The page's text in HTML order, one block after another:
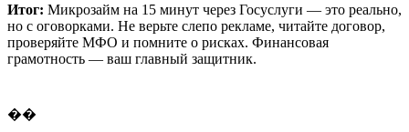
Итог: Микрозайм на 15 минут через Госуслуги — это реально,
но с оговорками. Не верьте слепо рекламе, читайте договор,
проверяйте МФО и помните о рисках. Финансовая
грамотность — ваш главный защитник.
��